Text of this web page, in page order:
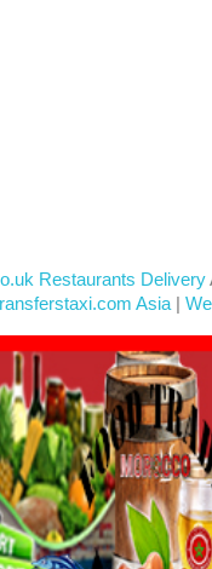
Restaurants Delivery
Asia |